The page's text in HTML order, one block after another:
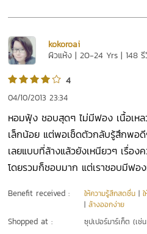
kokoroai
ผิวแห้ง | 20-24 Yrs | 148 รี
4
04/10/2013 23:34
หอมฟุ้ง ชอบสุดๆ ไม่มีฟอง เนื้อเหล
เล็กน้อย แต่พอเช็ดตัวกลับรู้สึกพอดี
เลยแบบที่ล้างแล้วยังเหนียวๆ เรื่อง
โดยรวมก็ชอบมาก แต่เราชอบมีฟอ
Benefit received : ให้ความรู้สึกสดชื่น |
|ล้างออกง่าย
Shopped at : ซุปเปอร์มาร์เก็ต (เ